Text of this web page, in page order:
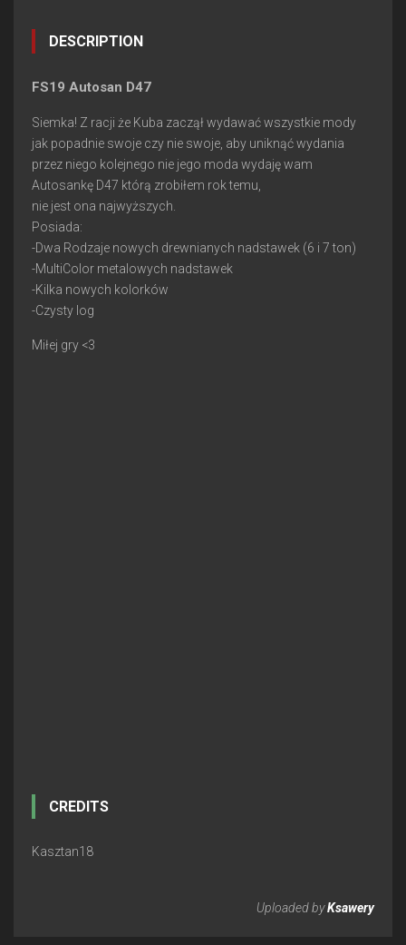
DESCRIPTION
FS19 Autosan D47
Siemka! Z racji że Kuba zaczął wydawać wszystkie mody
jak popadnie swoje czy nie swoje, aby uniknąć wydania
przez niego kolejnego nie jego moda wydaję wam
Autosankę D47 którą zrobiłem rok temu,
nie jest ona najwyższych.
Posiada:
-Dwa Rodzaje nowych drewnianych nadstawek (6 i 7 ton)
-MultiColor metalowych nadstawek
-Kilka nowych kolorków
-Czysty log
Miłej gry <3
CREDITS
Kasztan18
Uploaded byKsawery